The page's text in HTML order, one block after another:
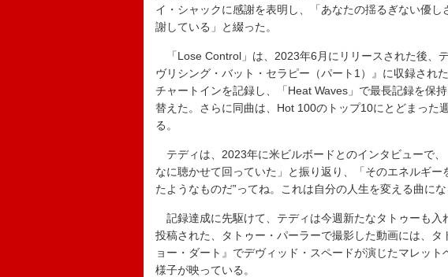
イ・シャックに感謝を表明し、「あなたの揺るぎない優
謝している」と綴った。
「Lose Control」は、2023年6月にリリースされた後、
ヴリシング・バット・セラピー（パート1）』に収録され
チャートインを記録し、「Heat Waves」で最長記録を保
替えた。さらに同曲は、Hot 100のトップ10にとどまった
る。
テディは、2023年に米ビルボードとのインタビューで
なに聴かせて回っていた」と振り返り、「そのエネルギ
たようなものだ”ってね。これは自分の人生を変える曲に
記録達成に先駆けて、テディは今週新たなタトゥーも入
投稿された、タトゥー・パーラーで撮影した動画には、
ョー・ダート』でデヴィッド・スペードが演じたマレッ
様子が映っている。